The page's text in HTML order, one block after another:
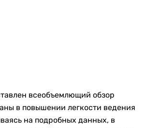
всеобъемлющий обзор
в повышении легкости ведения
на подробных данных, в